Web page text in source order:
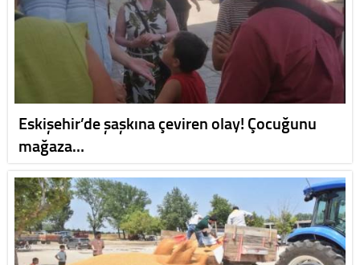
Eskişehir’de şaşkına çeviren olay! Çocuğunu
mağaza…